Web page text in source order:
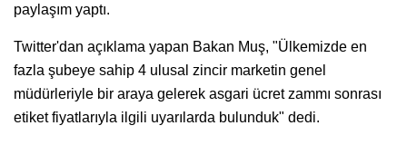
paylaşım yaptı.
Twitter'dan açıklama yapan Bakan Muş, "Ülkemizde en
fazla şubeye sahip 4 ulusal zincir marketin genel
müdürleriyle bir araya gelerek asgari ücret zammı sonrası
etiket fiyatlarıyla ilgili uyarılarda bulunduk" dedi.